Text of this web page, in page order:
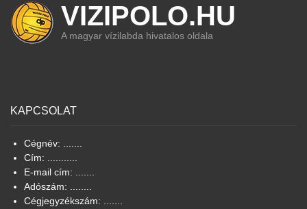
VIZIPOLO.HU
A magyar vízilabda hivatalos oldala
KAPCSOLAT
Cégnév: .......
Cím: ...........
E-mail cím: .......
Adószám: ........
Cégjegyzékszám: .......